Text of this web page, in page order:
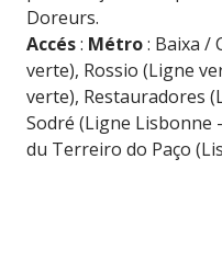
Doreurs.
Accés: Métro: Baixa /
verte), Rossio (Ligne
verte), Restauradores
Sodré (Ligne Lisbonne
du Terreiro do Paço